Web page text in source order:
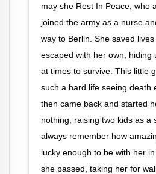
may she Rest In Peace, who
joined the army as a nurse
way to Berlin. She saved
escaped with her own, hiding
at times to survive. This little
such a hard life seeing death
then came back and started
nothing, raising two kids as a
always remember how
lucky enough to be with her
she passed, taking her for